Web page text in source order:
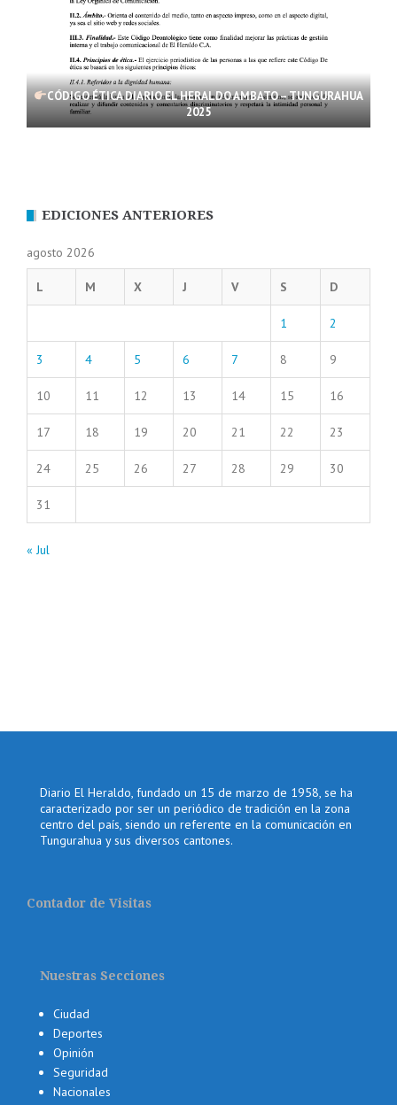
CÓDIGO ÉTICA DIARIO EL HERALDO AMBATO – TUNGURAHUA
2025
EDICIONES ANTERIORES
agosto 2026
L M X J V S D
1 2
3 4 5 6 7 8 9
10 11 12 13 14 15 16
17 18 19 20 21 22 23
24 25 26 27 28 29 30
31
« Jul
Diario El Heraldo, fundado un 15 de marzo de 1958, se ha
caracterizado por ser un periódico de tradición en la zona
centro del país, siendo un referente en la comunicación en
Tungurahua y sus diversos cantones.
Contador de Visitas
Nuestras Secciones
Ciudad
Deportes
Opinión
Seguridad
Nacionales